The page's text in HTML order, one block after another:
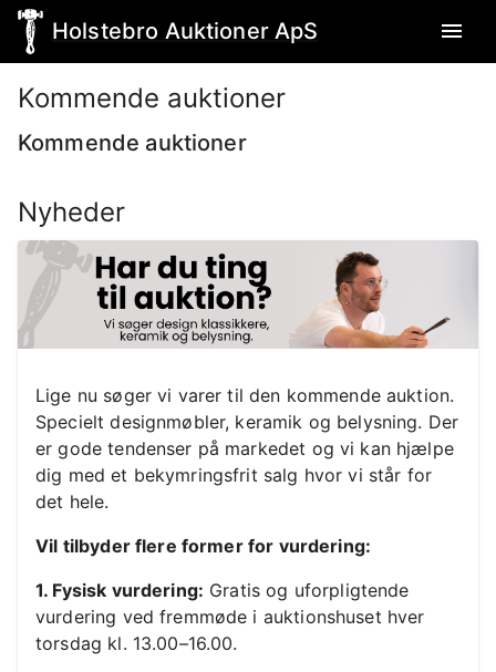
Holstebro Auktioner ApS
Kommende auktioner
Kommende auktioner
Nyheder
Lige nu søger vi varer til den kommende auktion.
Specielt designmøbler, keramik og belysning. Der
er gode tendenser på markedet og vi kan hjælpe
dig med et bekymringsfrit salg hvor vi står for
det hele.
Vil tilbyder flere former for vurdering:
1. Fysisk vurdering: Gratis og uforpligtende
vurdering ved fremmøde i auktionshuset hver
torsdag kl. 13.00–16.00.